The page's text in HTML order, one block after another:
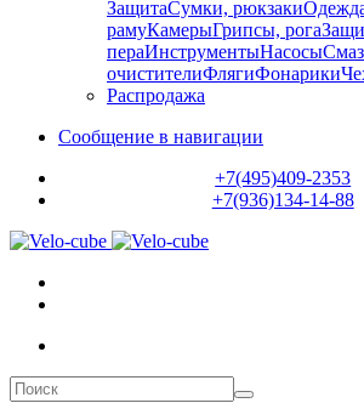
ЗащитаСумки, рюкзаки
рамуКамерыГрипсы, рога
пераИнструментыНасосы
очистителиФлягиФонарики
Распродажа
Сообщение в навигации
+7(495)409-2353
+7(936)134-14-88